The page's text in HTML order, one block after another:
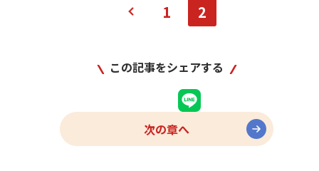
1 2
この記事をシェアする
次の章へ